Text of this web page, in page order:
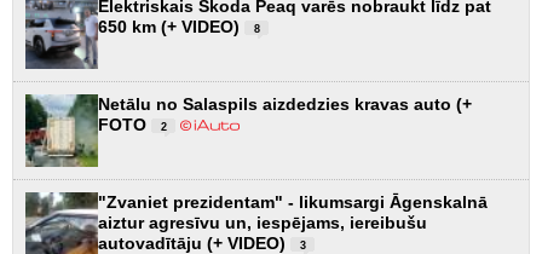
Elektriskais Škoda Peaq varēs nobraukt līdz pat
650 km (+ VIDEO)
8
Netālu no Salaspils aizdedzies kravas auto (+
FOTO
2
"Zvaniet prezidentam" - likumsargi Āgenskalnā
aiztur agresīvu un, iespējams, iereibušu
autovadītāju (+ VIDEO)
3